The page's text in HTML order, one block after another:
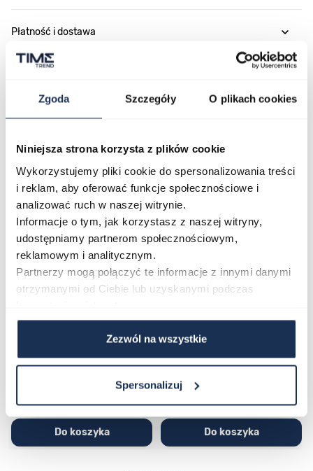
Zgoda Szczegóły O plikach cookies
Niniejsza strona korzysta z plików cookie
Wykorzystujemy pliki cookie do spersonalizowania treści
i reklam, aby oferować funkcje społecznościowe i
analizować ruch w naszej witrynie.
Informacje o tym, jak korzystasz z naszej witryny,
udostępniamy partnerom społecznościowym,
reklamowym i analitycznym.
Partnerzy mogą połączyć te informacje z innymi danymi
otrzymanymi od Ciebie lub uzyskanymi podczas
Zezwól na wszystkie
Spersonalizuj
Płatność i dostawa
Najczęściej kupowane
Poruszanie się po elementach karuzeli jest możliwe za pomocą
Naciśnij, aby pominąć karuzelę
Naciśnij, aby przejść do nawigacji karuzeli
1AVEF
251,00 zł279,00 zł
Do koszyka
9DMQYES
296,00 zł329,00 zł
Do koszyka